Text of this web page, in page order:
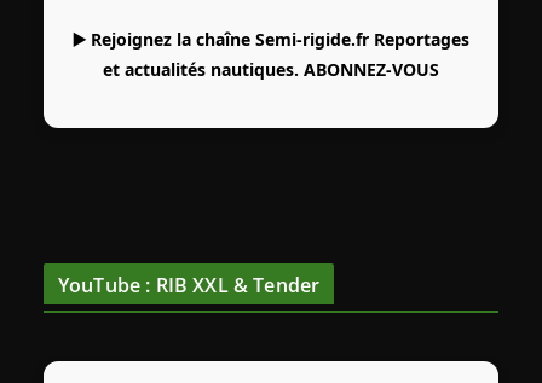
▶️ Rejoignez la chaîne Semi-rigide.fr Reportages
et actualités nautiques. ABONNEZ-VOUS
YouTube : RIB XXL & Tender